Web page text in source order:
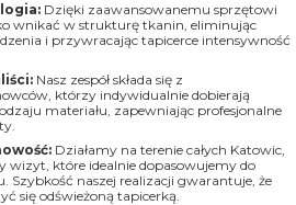
Dzięki zaawansowanemu sprzętowi
wnikać w strukturę tkanin, eliminując
i przywracając tapicerce intensywność
Nasz zespół składa się z
którzy indywidualnie dobierają
materiału, zapewniając profesjonalne
Działamy na terenie całych Katowic,
wizyt, które idealnie dopasowujemy do
Szybkość naszej realizacji gwarantuje, że
się odświeżoną tapicerką.